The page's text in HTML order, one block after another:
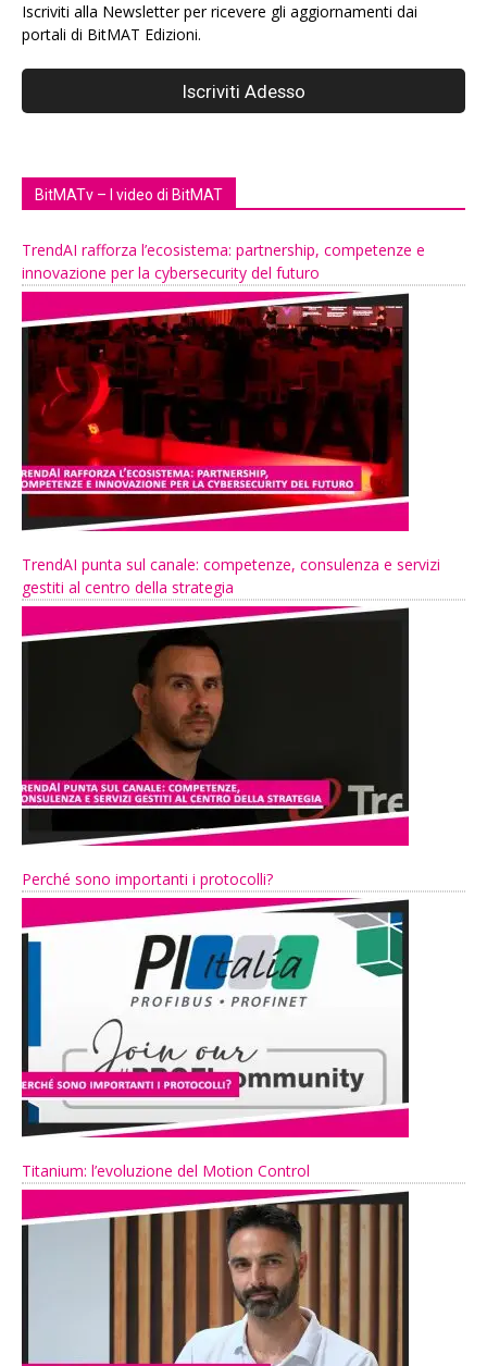
Iscriviti alla Newsletter per ricevere gli aggiornamenti dai
portali di BitMAT Edizioni.
BitMATv – I video di BitMAT
TrendAI rafforza l’ecosistema: partnership, competenze e
innovazione per la cybersecurity del futuro
TrendAI punta sul canale: competenze, consulenza e servizi
gestiti al centro della strategia
Perché sono importanti i protocolli?
Titanium: l’evoluzione del Motion Control